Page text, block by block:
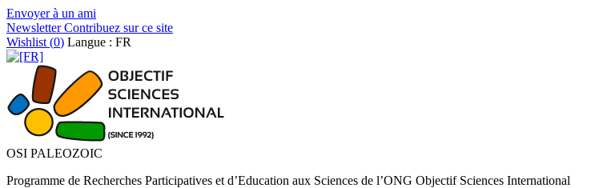
Envoyer à un ami
NewsletterContribuez sur ce site
Wishlist (0) Langue : FR
OSI PALEOZOIC
Programme de Recherches Participatives et d’Education aux Sciences de l’ONG Objectif Sciences International